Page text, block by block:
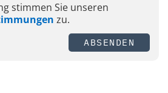
stimmen Sie unseren
zu.
ABSENDEN